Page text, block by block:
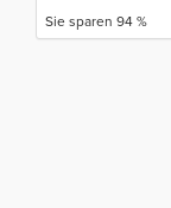
Sie sparen 94 %